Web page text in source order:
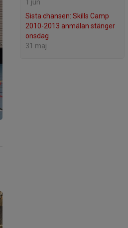
1 jun
Sista chansen: Skills Camp
2010-2013 anmälan stänger
onsdag
31 maj